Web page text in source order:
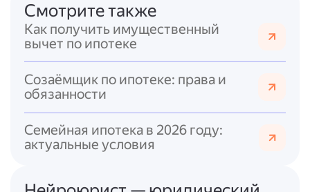
последующей регистрации права
собственности приобретателя запись об
ипотеке погашается автоматически —
одновременно с регистрацией права
собственности, без отдельного заявления.
Разъяснения Росреестра (письмо от
порядок подачи документов в зависимости
от формы закладной:
удостовереныдокументарной закладной
Смотрите также
Как получить имущественный
вычет по ипотеке
Созаёмщик по ипотеке: права и
обязанности
Семейная ипотека в 2026 году:
актуальные условия